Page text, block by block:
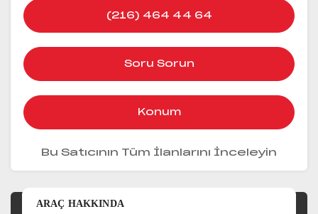
(216) 464 44 64
Soru Sorun
Konum
Bu Satıcının Tüm İlanlarını İnceleyin
ARAÇ HAKKINDA